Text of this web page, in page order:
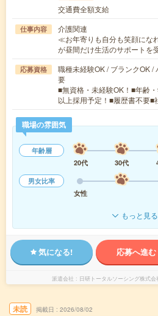
交通費全額支給
仕事内容
介護関連
≪お年寄りも自分も笑顔にな
が昼間だけ生活のサポート
応募資格
職種未経験OK / ブランクOK /
要
■無資格・未経験OK！■年齢
以上採用予定！■履歴書不要
職場の雰囲気
年齢層
20代
30代
男女比率
女性
もっと見る
気になる! 応募へ進む
派遣会社 日研トータルソーシング株式
未読 掲載日 2026/08/02